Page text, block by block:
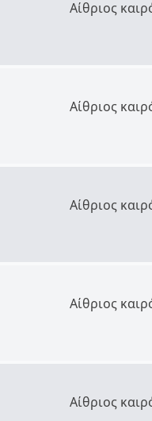
Αίθριος
Αίθριος
Αίθριος
Αίθριος
Αίθριος